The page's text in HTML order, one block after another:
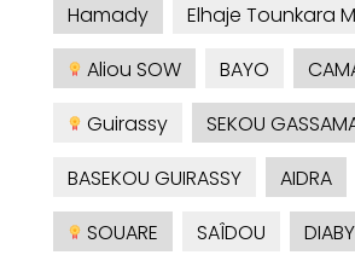
Hamady
Elhaje Tounkara
Aliou SOW
BAYO
Guirassy
SEKOU
BASEKOU GUIRASSY
AIDRA
SOUARE
SAÎDOU